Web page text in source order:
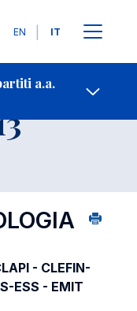
Lingue
EN IT
a.a.
- CLEFIN-
ESS - EMIT